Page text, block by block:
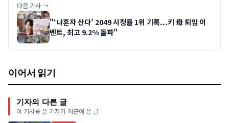
다음 기사 →
"‘나혼자 산다’ 2049 시청률 1위 기록...키 母 퇴임 이
벤트, 최고 9.2% 돌파"
이어서 읽기
기자의 다른 글
이 기사를 쓴 기자가 최근에 쓴 글